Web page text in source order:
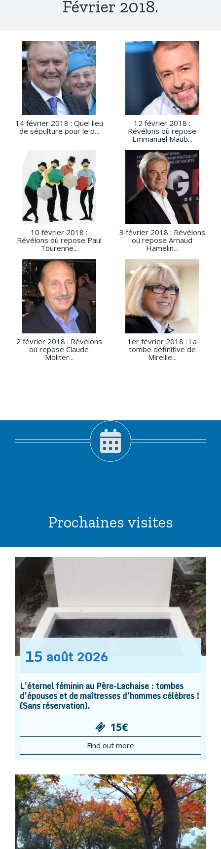
Février 2018.
14 février 2018 : Quel lieu
de sépulture pour le p...
12 février 2018 :
Révélons où repose
Emmanuel Maub...
10 février 2018 :
Révélons où repose Paul
Tourenne...
3 février 2018 : Révélons
où repose Arnaud
Hamelin...
2 février 2018 : Révélons
où repose Claude
Moliter...
1er février 2018 : La
tombe définitive de
Mireille...
Prochaines visites
15 août 2026
L’éternel féminin au Père-Lachaise : tombes
d’épouses et de maîtresses d’hommes célèbres !
(Sans réservation).
15€
Find out more